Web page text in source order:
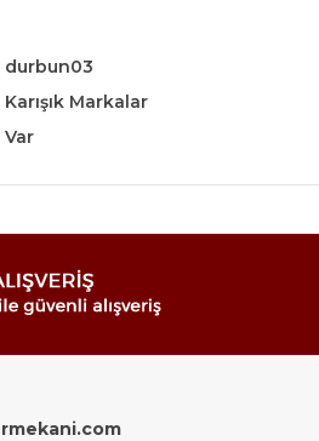
durbun03
Karışık Markalar
Var